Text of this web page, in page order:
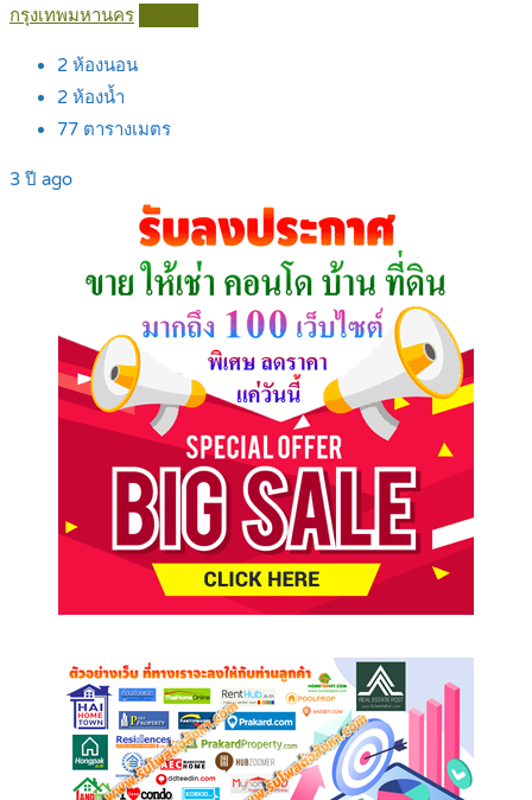
กรุงเทพมหานคร
2 ห้องนอน
2 ห้องน้ำ
77 ตารางเมตร
3 ปี ago